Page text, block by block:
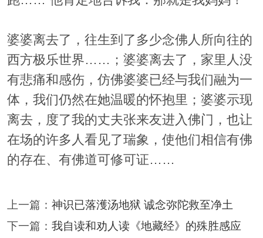
婆婆离去了，往生到了多少念佛人所向往的
西方极乐世界……；婆婆离去了，家里人没
有悲痛和感伤，仿佛婆婆已经与我们融为一
体，我们仍然在她温暖的怀抱里；婆婆示现
离去，度了我的丈夫张来友进入佛门，也让
在场的许多人看见了瑞象，使他们相信有佛
的存在、有佛道可修可证……
上一篇： 神识已落濩汤地狱 诚念弥陀救至净土
下一篇： 我自读和劝人读《地藏经》的殊胜感应